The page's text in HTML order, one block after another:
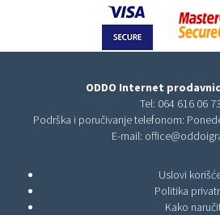
ODDO Internet
Tel: 064 616 06 73
Podrška i poručivanje telefonom:
E-mail:
Uslovi
Politika
Kako